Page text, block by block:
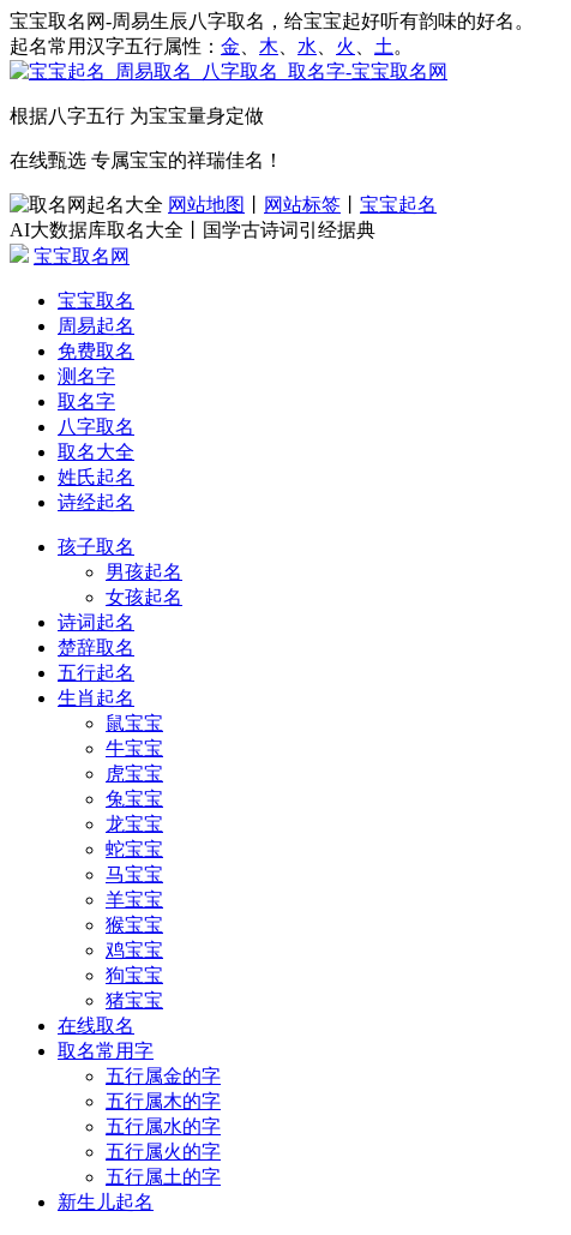
宝宝取名网-周易生辰八字取名，给宝宝起好听有韵味的好名。
起名常用汉字五行属性： 金 木 水 火 土 。
根据八字五行 为宝宝量身定做
在线甄选 专属宝宝的祥瑞佳名！
网站地图 网站标签
宝宝起名
AI大数据库取名大全丨国学古诗词引经据典
宝宝取名网
宝宝取名
周易起名
免费取名
测名字
取名字
八字取名
取名大全
姓氏起名
诗经起名
孩子取名
男孩起名
女孩起名
诗词起名
楚辞取名
五行起名
生肖起名
鼠宝宝
牛宝宝
虎宝宝
兔宝宝
龙宝宝
蛇宝宝
马宝宝
羊宝宝
猴宝宝
鸡宝宝
狗宝宝
猪宝宝
在线取名
取名常用字
五行属金的字
五行属木的字
五行属水的字
五行属火的字
五行属土的字
新生儿起名